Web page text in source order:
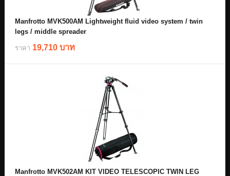
Manfrotto MVK500AM Lightweight fluid video system / twin
legs / middle spreader
ราคา 19,710 บาท
Manfrotto MVK502AM KIT VIDEO TELESCOPIC TWIN LEG